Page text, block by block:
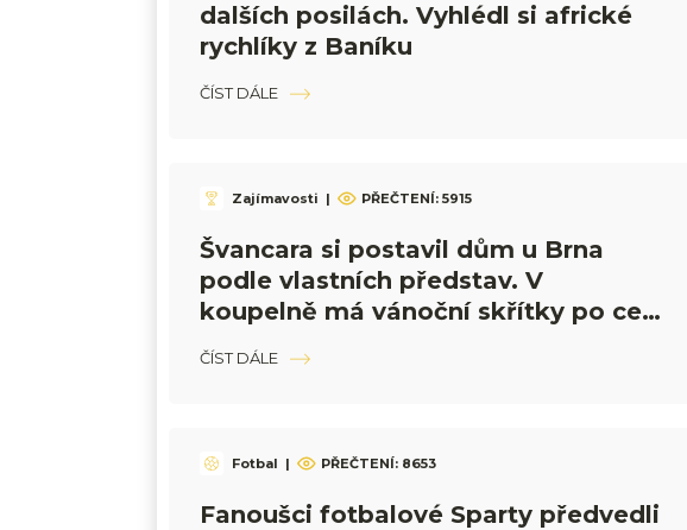
dalších posilách. Vyhlédl si africké
rychlíky z Baníku
ČÍST DÁLE
Zajímavosti | PŘEČTENÍ: 5915
Švancara si postavil dům u Brna
podle vlastních představ. V
koupelně má vánoční skřítky po celý
rok
ČÍST DÁLE
Fotbal | PŘEČTENÍ: 8653
Fanoušci fotbalové Sparty předvedli